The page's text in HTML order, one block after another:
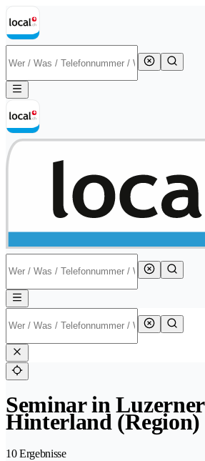
Seminar in Luzerner
Hinterland (Region)
10 Ergebnisse